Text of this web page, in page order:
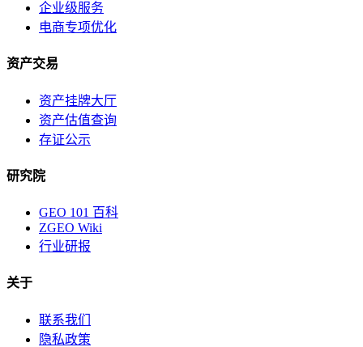
企业级服务
电商专项优化
资产交易
资产挂牌大厅
资产估值查询
存证公示
研究院
GEO 101 百科
ZGEO Wiki
行业研报
关于
联系我们
隐私政策